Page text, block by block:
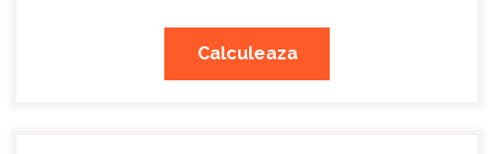
Calculeaza